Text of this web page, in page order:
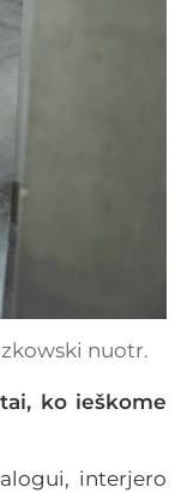
nuotr.
ko ieškome
interjero